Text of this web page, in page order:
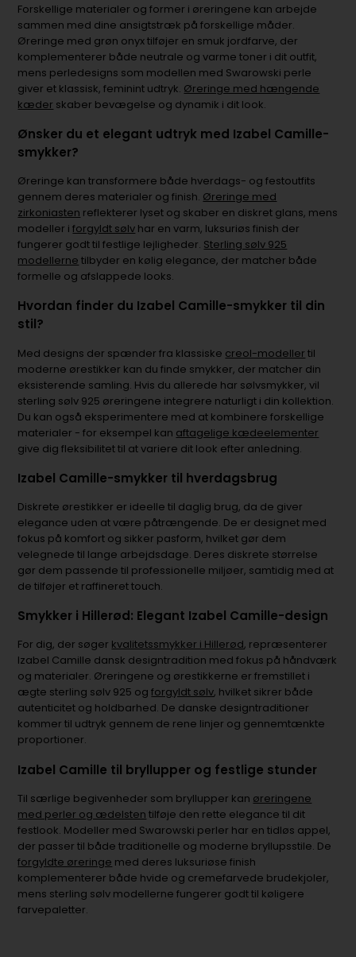
Forskellige materialer og former i øreringene kan arbejde
sammen med dine ansigtstræk på forskellige måder.
Øreringe med grøn onyx tilføjer en smuk jordfarve, der
komplementerer både neutrale og varme toner i dit outfit,
mens perledesigns som modellen med Swarowski perle
giver et klassisk, feminint udtryk. Øreringe med hængende
kæder skaber bevægelse og dynamik i dit look.
Ønsker du et elegant udtryk med Izabel Camille-
smykker?
Øreringe kan transformere både hverdags- og festoutfits
gennem deres materialer og finish. Øreringe med
zirkoniasten reflekterer lyset og skaber en diskret glans, mens
modeller iforgyldt sølv har en varm, luksuriøs finish der
fungerer godt til festlige lejligheder. Sterling sølv 925
modellerne tilbyder en kølig elegance, der matcher både
formelle og afslappede looks.
Hvordan finder du Izabel Camille-smykker til din
stil?
Med designs der spænder fra klassiske creol-modeller til
moderne ørestikker kan du finde smykker, der matcher din
eksisterende samling. Hvis du allerede har sølvsmykker, vil
sterling sølv 925 øreringene integrere naturligt i din kollektion.
Du kan også eksperimentere med at kombinere forskellige
materialer - for eksempel kan aftagelige kædeelementer
give dig fleksibilitet til at variere dit look efter anledning.
Izabel Camille-smykker til hverdagsbrug
Diskrete ørestikker er ideelle til daglig brug, da de giver
elegance uden at være påtrængende. De er designet med
fokus på komfort og sikker pasform, hvilket gør dem
velegnede til lange arbejdsdage. Deres diskrete størrelse
gør dem passende til professionelle miljøer, samtidig med at
de tilføjer et raffineret touch.
Smykker i Hillerød: Elegant Izabel Camille-design
For dig, der søger kvalitetssmykker i Hillerød, repræsenterer
Izabel Camille dansk designtradition med fokus på håndværk
og materialer. Øreringene og ørestikkerne er fremstillet i
ægte sterling sølv 925 ogforgyldt sølv, hvilket sikrer både
autenticitet og holdbarhed. De danske designtraditioner
kommer til udtryk gennem de rene linjer og gennemtænkte
proportioner.
Izabel Camille til bryllupper og festlige stunder
Til særlige begivenheder som bryllupper kan øreringene
med perler og ædelsten tilføje den rette elegance til dit
festlook. Modeller med Swarowski perler har en tidløs appel,
der passer til både traditionelle og moderne bryllupsstile. De
forgyldte øreringe med deres luksuriøse finish
komplementerer både hvide og cremefarvede brudekjoler,
mens sterling sølv modellerne fungerer godt til køligere
farvepaletter.